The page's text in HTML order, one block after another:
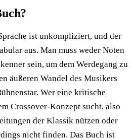
ist unkompliziert, und der
aus. Man muss weder Noten
sein, um dem Werdegang zu
äußeren Wandel des Musikers
Wer eine kritische
Crossover-Konzept sucht, also
der Klassik nützen oder
nicht finden. Das Buch ist